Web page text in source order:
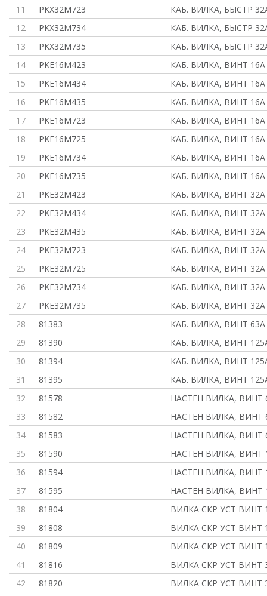
11
PKX32M723
КАБ. ВИЛКА, БЫСТР
12
PKX32M734
КАБ. ВИЛКА, БЫСТР
13
PKX32M735
КАБ. ВИЛКА, БЫСТР
14
PKE16M423
КАБ. ВИЛКА, ВИНТ 16А
15
PKE16M434
КАБ. ВИЛКА, ВИНТ 16А
16
PKE16M435
КАБ. ВИЛКА, ВИНТ 16А
17
PKE16M723
КАБ. ВИЛКА, ВИНТ 16А
18
PKE16M725
КАБ. ВИЛКА, ВИНТ 16А
19
PKE16M734
КАБ. ВИЛКА, ВИНТ 16А
20
PKE16M735
КАБ. ВИЛКА, ВИНТ 16А
21
PKE32M423
КАБ. ВИЛКА, ВИНТ 32А
22
PKE32M434
КАБ. ВИЛКА, ВИНТ 32А
23
PKE32M435
КАБ. ВИЛКА, ВИНТ 32А
24
PKE32M723
КАБ. ВИЛКА, ВИНТ 32А
25
PKE32M725
КАБ. ВИЛКА, ВИНТ 32А
26
PKE32M734
КАБ. ВИЛКА, ВИНТ 32А
27
PKE32M735
КАБ. ВИЛКА, ВИНТ 32А
28
81383
КАБ. ВИЛКА, ВИНТ 63А
29
81390
КАБ. ВИЛКА, ВИНТ
30
81394
КАБ. ВИЛКА, ВИНТ
31
81395
КАБ. ВИЛКА, ВИНТ
32
81578
НАСТЕН ВИЛКА, ВИНТ
33
81582
НАСТЕН ВИЛКА, ВИНТ
34
81583
НАСТЕН ВИЛКА, ВИНТ
35
81590
НАСТЕН ВИЛКА, ВИНТ
36
81594
НАСТЕН ВИЛКА, ВИНТ
37
81595
НАСТЕН ВИЛКА, ВИНТ
38
81804
ВИЛКА СКР УСТ ВИНТ
39
81808
ВИЛКА СКР УСТ ВИНТ
40
81809
ВИЛКА СКР УСТ ВИНТ
41
81816
ВИЛКА СКР УСТ ВИНТ
42
81820
ВИЛКА СКР УСТ ВИНТ